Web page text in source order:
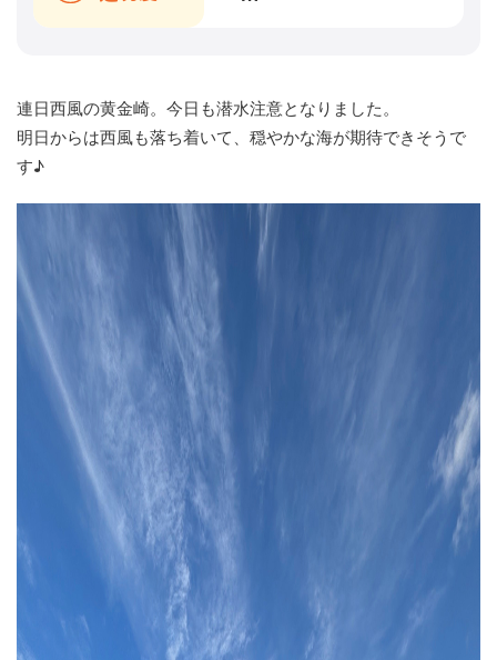
連日西風の黄金崎。今日も潜水注意となりました。
明日からは西風も落ち着いて、穏やかな海が期待できそうで
す♪